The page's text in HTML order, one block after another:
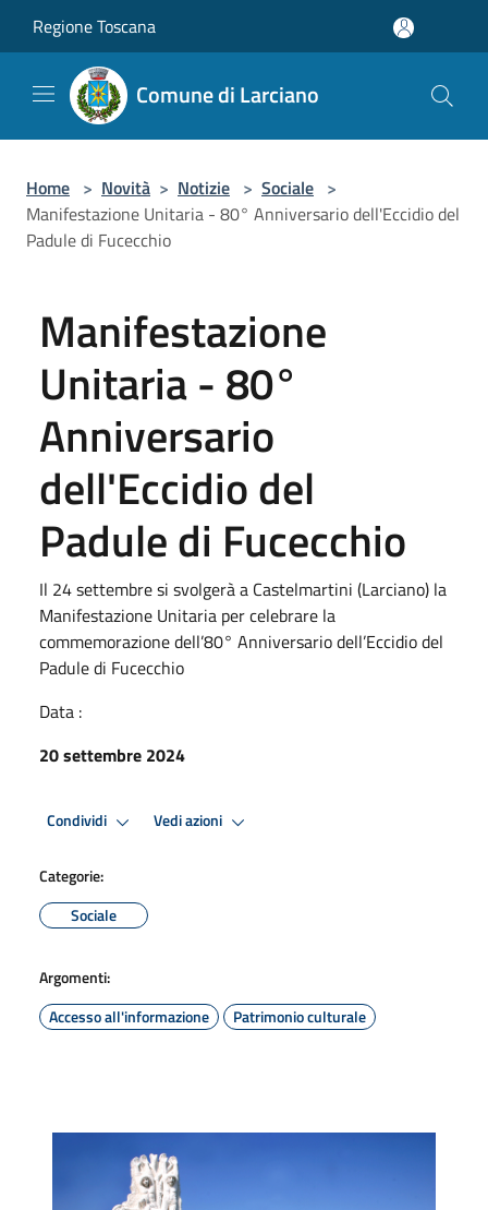
Regione Toscana
Comune di Larciano
Home > Novità > Notizie > Sociale >
Manifestazione Unitaria - 80° Anniversario dell'Eccidio del
Padule di Fucecchio
Manifestazione
Unitaria - 80°
Anniversario
dell'Eccidio del
Padule di Fucecchio
Il 24 settembre si svolgerà a Castelmartini (Larciano) la
Manifestazione Unitaria per celebrare la
commemorazione dell’80° Anniversario dell’Eccidio del
Padule di Fucecchio
Data :
20 settembre 2024
Condividi Vedi azioni
Categorie:
Sociale
Argomenti:
Accesso all'informazione
Patrimonio culturale